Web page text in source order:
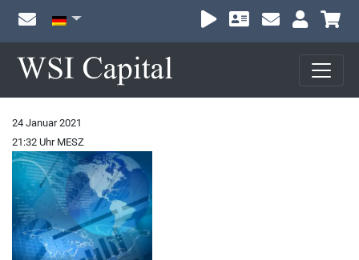
24 Januar 2021
21:32 Uhr MESZ